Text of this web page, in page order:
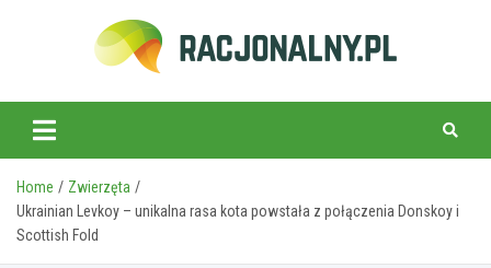
racjonalny.pl
Home
Zwierzęta
Ukrainian Levkoy – unikalna rasa kota powstała z połączenia Donskoy i
Scottish Fold